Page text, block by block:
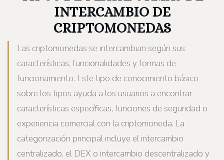
INTERCAMBIO DE
CRIPTOMONEDAS
Las criptomonedas se intercambian según sus
características, funcionalidades y formas de
funcionamiento. Este tipo de conocimiento básico
sobre los tipos ayuda a los usuarios a encontrar
características específicas, funciones de seguridad o
experiencia comercial con la criptomoneda. La
categorización principal incluye el intercambio
centralizado, el DEX o intercambio descentralizado y